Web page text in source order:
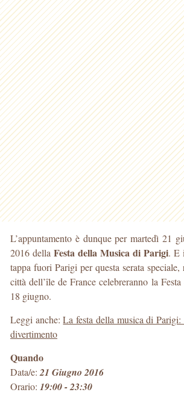
L’appuntamento è dunque per martedì 21
2016 della Festa della Musica di Parigi. E
tappa fuori Parigi per questa serata
città dell’île de France celebreranno la
18 giugno.
Leggi anche:La festa della musica di
divertimento
Quando
Data/e: 21 Giugno 2016
Orario: 19:00 - 23:30